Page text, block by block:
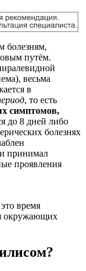
болезням,
путём.
весьма
в
, то есть
симптомов,
до 8 дней либо
болезнях
принимал
проявления
время
окружающих